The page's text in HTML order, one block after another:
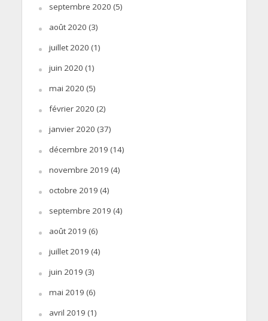
septembre 2020 (5)
août 2020 (3)
juillet 2020 (1)
juin 2020 (1)
mai 2020 (5)
février 2020 (2)
janvier 2020 (37)
décembre 2019 (14)
novembre 2019 (4)
octobre 2019 (4)
septembre 2019 (4)
août 2019 (6)
juillet 2019 (4)
juin 2019 (3)
mai 2019 (6)
avril 2019 (1)